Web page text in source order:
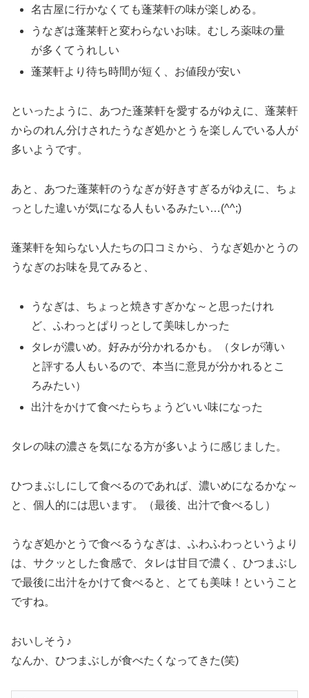
名古屋に行かなくても蓬莱軒の味が楽しめる。
うなぎは蓬莱軒と変わらないお味。むしろ薬味の量
が多くてうれしい
蓬莱軒より待ち時間が短く、お値段が安い
といったように、あつた蓬莱軒を愛するがゆえに、蓬莱軒
からのれん分けされたうなぎ処かとうを楽しんでいる人が
多いようです。
あと、あつた蓬莱軒のうなぎが好きすぎるがゆえに、ちょ
っとした違いが気になる人もいるみたい…(^^;)
蓬莱軒を知らない人たちの口コミから、うなぎ処かとうの
うなぎのお味を見てみると、
うなぎは、ちょっと焼きすぎかな～と思ったけれ
ど、ふわっとぱりっとして美味しかった
タレが濃いめ。好みが分かれるかも。（タレが薄い
と評する人もいるので、本当に意見が分かれるとこ
ろみたい）
出汁をかけて食べたらちょうどいい味になった
タレの味の濃さを気になる方が多いように感じました。
ひつまぶしにして食べるのであれば、濃いめになるかな～
と、個人的には思います。（最後、出汁で食べるし）
うなぎ処かとうで食べるうなぎは、ふわふわっというより
は、サクッとした食感で、タレは甘目で濃く、ひつまぶし
で最後に出汁をかけて食べると、とても美味！ということ
ですね。
おいしそう♪
なんか、ひつまぶしが食べたくなってきた(笑)